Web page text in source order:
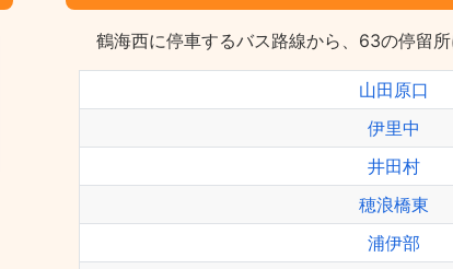
鶴海西に停車するバス路線から、63の停留所
山田原口
伊里中
井田村
穂浪橋東
浦伊部